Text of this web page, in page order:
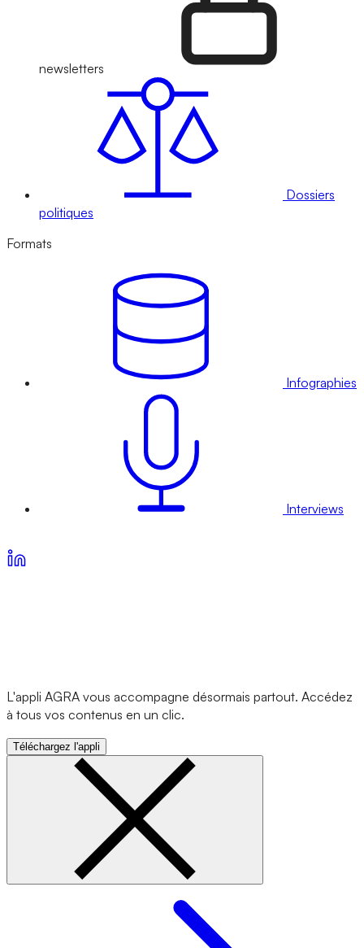
newsletters
Dossiers
politiques
Formats
Infographies
Interviews
L'appli AGRA vous accompagne désormais partout. Accédez
à tous vos contenus en un clic.
Téléchargez l'appli